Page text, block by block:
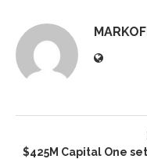
$425M Capital One